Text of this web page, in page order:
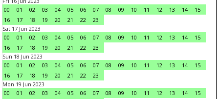
00
01 02 03 04 05 06 07 08 09 10 11 12 13 14
15
16
17 18 19 20 21 22
23
Sat 17 Jun 2023
00
01 02 03 04 05 06 07 08 09 10 11 12 13 14
15
16
17 18 19 20 21 22
23
Sun 18 Jun 2023
00
01 02 03 04 05 06 07 08 09 10 11 12 13 14
15
16
17 18 19 20 21 22
23
Mon 19 Jun 2023
00
01 02 03 04 05 06 07 08 09 10 11 12 13 14
15